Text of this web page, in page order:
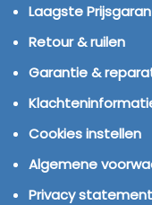
Laagste
Retour & ruilen
Garantie &
Cookies instellen
Algemene
Privacy statement